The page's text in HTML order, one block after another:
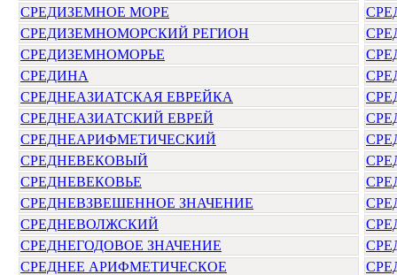
СРЕДИЗЕМНОЕ МОРЕ
СРЕДИЗЕМНОМОРСКИЙ РЕГИОН
СРЕДИЗЕМНОМОРЬЕ
СРЕДИНА
СРЕДНЕАЗИАТСКАЯ ЕВРЕЙКА
СРЕДНЕАЗИАТСКИЙ ЕВРЕЙ
СРЕДНЕАРИФМЕТИЧЕСКИЙ
СРЕДНЕВЕКОВЫЙ
СРЕДНЕВЕКОВЬЕ
СРЕДНЕВЗВЕШЕННОЕ ЗНАЧЕНИЕ
СРЕДНЕВОЛЖСКИЙ
СРЕДНЕГОДОВОЕ ЗНАЧЕНИЕ
СРЕДНЕЕ АРИФМЕТИЧЕСКОЕ